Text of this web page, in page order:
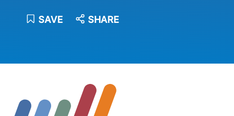
SAVE SHARE